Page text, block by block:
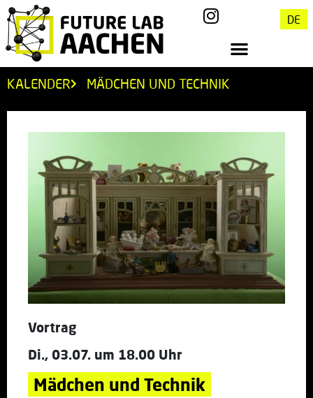
DE
KALENDER MÄDCHEN UND TECHNIK
Vortrag
Di., 03.07. um 18.00 Uhr
Mädchen und Technik